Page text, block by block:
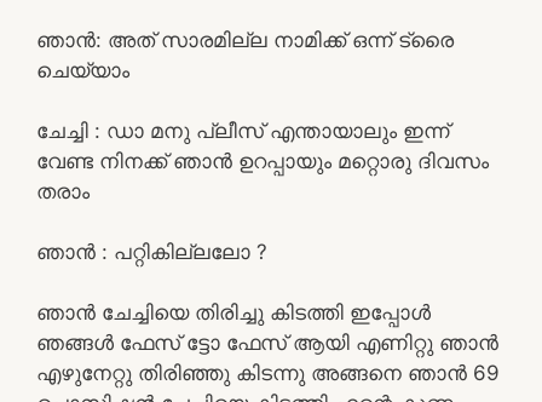
ഞാൻ: അത് സാരമില്ല നാമിക്ക് ഒന്ന് ട്രൈ
ചെയ്യാം
ചേച്ചി : ഡാ മനു പ്ലീസ് എന്തായാലും ഇന്ന്
വേണ്ട നിനക്ക് ഞാൻ ഉറപ്പായും മറ്റൊരു ദിവസം
തരാം
ഞാൻ : പറ്റികില്ലലോ ?
ഞാൻ ചേച്ചിയെ തിരിച്ചു കിടത്തി ഇപ്പോൾ
ഞങ്ങൾ ഫേസ് ട്ടോ ഫേസ് ആയി എണിറ്റു ഞാൻ
എഴുനേറ്റു തിരിഞ്ഞു കിടന്നു അങ്ങനെ ഞാൻ 69